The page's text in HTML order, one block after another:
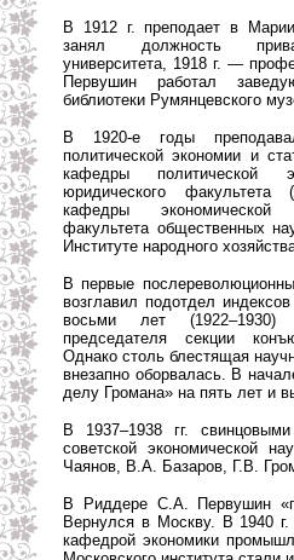
В 1912 г. преподает в
занял должность
университета, 1918 г. —
Первушин работал
библиотеки Румянцевского
В 1920-е годы
политической экономии и
кафедры политической
юридического факультета
кафедры экономической
факультета общественных
Институте народного
В первые
возглавил подотдел
восьми лет
председателя секции
Однако столь блестящая
внезапно оборвалась. В
делу Громана» на пять лет и
В 1937–1938 гг.
советской экономической
Чаянов, В.А. Базаров, Г.В.
В Риддере С.А. Первушин
Вернулся в Москву. В 1940 г.
кафедрой экономики